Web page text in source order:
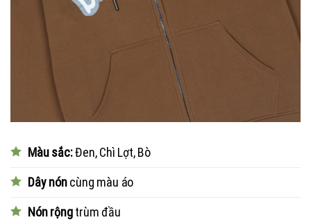
Màu sắc:Đen, Chì Lợt, Bò
Dây nóncùng màu áo
Nón rộngtrùm đầu